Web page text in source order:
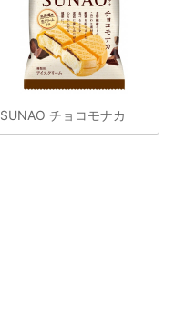
SUNAO チョコモナカ